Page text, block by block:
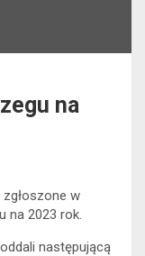
na
w
na 2023 rok.
następującą